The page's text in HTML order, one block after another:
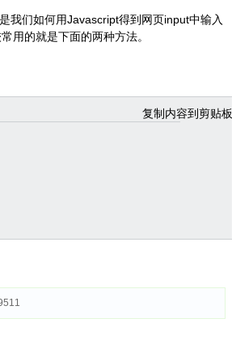
我们如何用Javascript得到网页input中输入
用的就是下面的两种方法。
复制内容到剪贴板